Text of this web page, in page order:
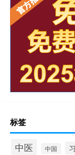
标签
中医 中国